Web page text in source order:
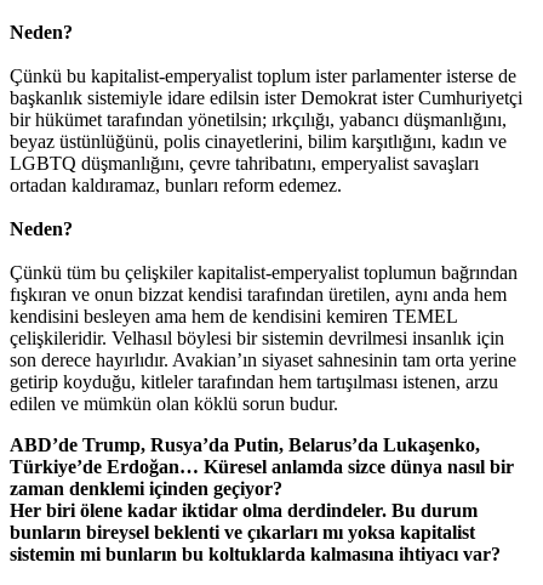
Neden?
Çünkü bu kapitalist-emperyalist toplum ister parlamenter isterse de
başkanlık sistemiyle idare edilsin ister Demokrat ister Cumhuriyetçi
bir hükümet tarafından yönetilsin; ırkçılığı, yabancı düşmanlığını,
beyaz üstünlüğünü, polis cinayetlerini, bilim karşıtlığını, kadın ve
LGBTQ düşmanlığını, çevre tahribatını, emperyalist savaşları
ortadan kaldıramaz, bunları reform edemez.
Neden?
Çünkü tüm bu çelişkiler kapitalist-emperyalist toplumun bağrından
fışkıran ve onun bizzat kendisi tarafından üretilen, aynı anda hem
kendisini besleyen ama hem de kendisini kemiren TEMEL
çelişkileridir. Velhasıl böylesi bir sistemin devrilmesi insanlık için
son derece hayırlıdır. Avakian’ın siyaset sahnesinin tam orta yerine
getirip koyduğu, kitleler tarafından hem tartışılması istenen, arzu
edilen ve mümkün olan köklü sorun budur.
ABD’de Trump, Rusya’da Putin, Belarus’da Lukaşenko,
Türkiye’de Erdoğan… Küresel anlamda sizce dünya nasıl bir
zaman denklemi içinden geçiyor?
Her biri ölene kadar iktidar olma derdindeler. Bu durum
bunların bireysel beklenti ve çıkarları mı yoksa kapitalist
sistemin mi bunların bu koltuklarda kalmasına ihtiyacı var?